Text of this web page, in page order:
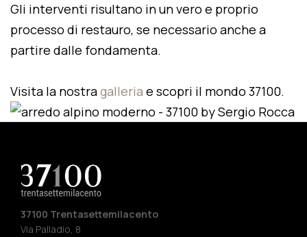
Gli interventi risultano in un vero e proprio
processo di restauro, se necessario anche a
partire dalle fondamenta.
Visita la nostragalleria e scopri il mondo 37100.
37100 Trentasettemilacento
Via Palladio, 8